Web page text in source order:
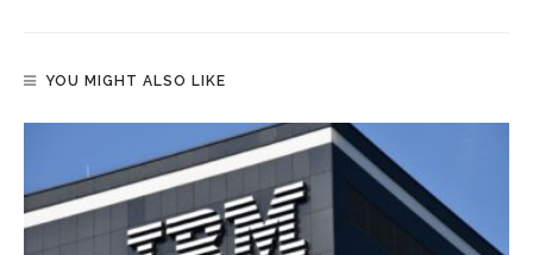
YOU MIGHT ALSO LIKE